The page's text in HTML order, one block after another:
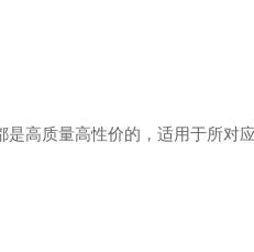
高质量高性价的，适用于所对应